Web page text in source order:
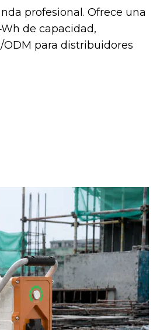
profesional. Ofrece una
de capacidad,
para distribuidores